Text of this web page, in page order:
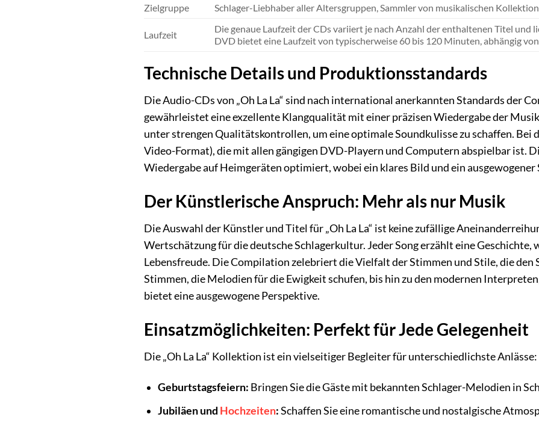
Zielgruppe Schlager-Liebhaber aller Altersgruppen, Sammler von musikalischen
Laufzeit
Die genaue Laufzeit der CDs variiert je nach Anzahl der enthaltenen Titel
DVD bietet eine Laufzeit von typischerweise 60 bis 120 Minuten, abhängig
Technische Details und Produktionsstandards
Die Audio-CDs von „Oh La La“ sind nach international anerkannten Standards der
gewährleistet eine exzellente Klangqualität mit einer präzisen Wiedergabe der
unter strengen Qualitätskontrollen, um eine optimale Soundkulisse zu schaffen. Bei
Video-Format), die mit allen gängigen DVD-Playern und Computern abspielbar ist.
Wiedergabe auf Heimgeräten optimiert, wobei ein klares Bild und ein
Der Künstlerische Anspruch: Mehr als nur Musik
Die Auswahl der Künstler und Titel für „Oh La La“ ist keine zufällige
Wertschätzung für die deutsche Schlagerkultur. Jeder Song erzählt eine
Lebensfreude. Die Compilation zelebriert die Vielfalt der Stimmen und Stile, die den
Stimmen, die Melodien für die Ewigkeit schufen, bis hin zu den modernen
bietet eine ausgewogene Perspektive.
Einsatzmöglichkeiten: Perfekt für Jede Gelegenheit
Die „Oh La La“ Kollektion ist ein vielseitiger Begleiter für unterschiedlichste Anlässe:
Geburtstagsfeiern: Bringen Sie die Gäste mit bekannten Schlager-Melodien in
Jubiläen und Hochzeiten:Schaffen Sie eine romantische und nostalgische